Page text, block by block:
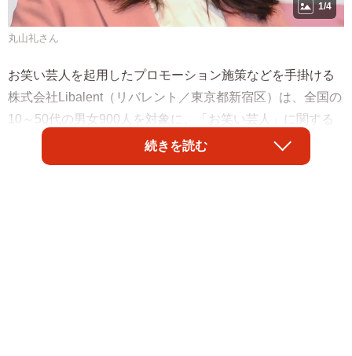
1/4
丸山礼さん
お笑い芸人を起用したプロモーション施策などを手掛ける
株式会社Libalent（リバレント／東京都新宿区）は、全国の
10～50代の男女900人を対象に、「お笑い芸人」に関する
モニター調査を実施しました。その結果、「美容好きとい
えばこの芸人ランキング」の1位は、吉本興業所属のお笑い
続きを読む